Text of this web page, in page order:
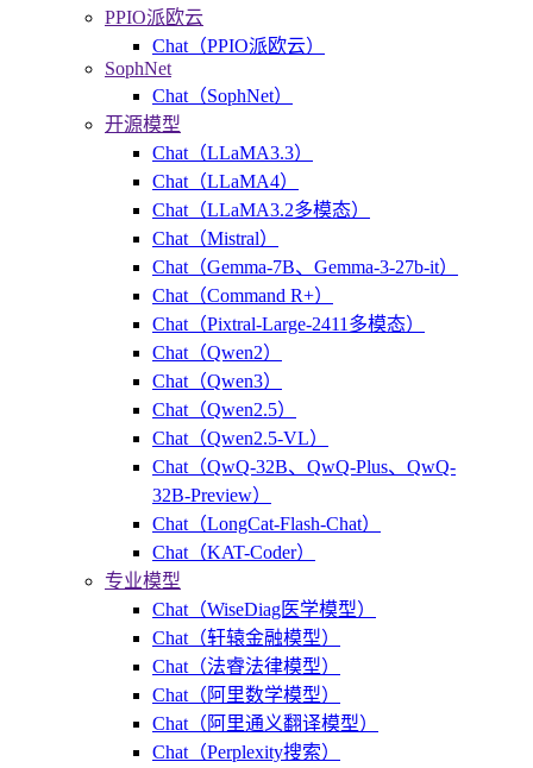
PPIO派欧云
Chat（PPIO派欧云）
SophNet
Chat（SophNet）
开源模型
Chat（LLaMA3.3）
Chat（LLaMA4）
Chat（LLaMA3.2多模态）
Chat（Mistral）
Chat（Gemma-7B、Gemma-3-27b-it）
Chat（Command R+）
Chat（Pixtral-Large-2411多模态）
Chat（Qwen2）
Chat（Qwen3）
Chat（Qwen2.5）
Chat（Qwen2.5-VL）
Chat（QwQ-32B、QwQ-Plus、QwQ-
32B-Preview）
Chat（LongCat-Flash-Chat）
Chat（KAT-Coder）
专业模型
Chat（WiseDiag医学模型）
Chat（轩辕金融模型）
Chat（法睿法律模型）
Chat（阿里数学模型）
Chat（阿里通义翻译模型）
Chat（Perplexity搜索）